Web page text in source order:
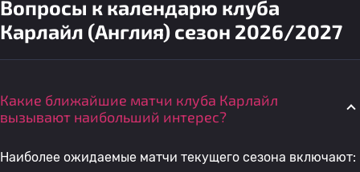
Вопросы к календарю клуба
Карлайл (Англия) сезон 2026/2027
Какие ближайшие матчи клуба Карлайл
вызывают наибольший интерес?
Наиболее ожидаемые матчи текущего сезона включают: